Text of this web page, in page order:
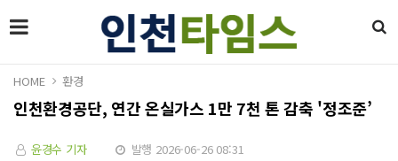
HOME 환경
인천환경공단, 연간 온실가스 1만 7천 톤 감축 '정조준’
윤경수 기자 발행 2026-06-26 08:31